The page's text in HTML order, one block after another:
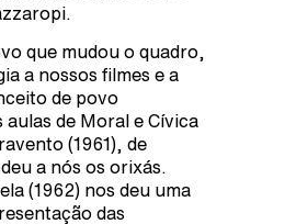
que mudou o quadro,
a nossos filmes e a
de povo
aulas de Moral e Cívica
(1961), de
a nós os orixás.
(1962) nos deu uma
das